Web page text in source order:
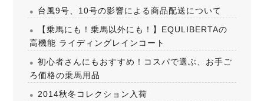
台風9号、10号の影響による商品配送について
【乗馬にも！乗馬以外にも！】EQULIBERTAの
高機能 ライディングレインコート
初心者さんにもおすすめ！コスパで選ぶ、お手ご
ろ価格の乗馬用品
2014秋冬コレクション入荷